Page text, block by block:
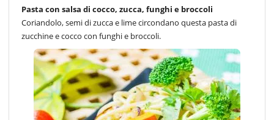
Pasta con salsa di cocco, zucca, funghi e broccoli
Coriandolo, semi di zucca e lime circondano questa pasta di
zucchine e cocco con funghi e broccoli.